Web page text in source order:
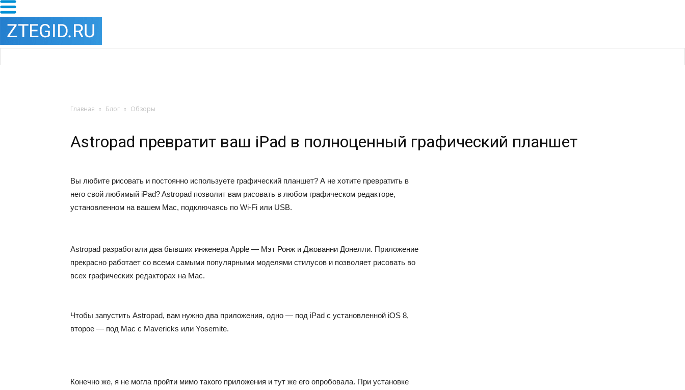
Главная Блог Обзоры
Astropad превратит ваш iPad в полноценный графический планшет
Вы любите рисовать и постоянно используете графический планшет? А не хотите превратить в
него свой любимый iPad? Astropad позволит вам рисовать в любом графическом редакторе,
установленном на вашем Mac, подключаясь по Wi-Fi или USB.
Astropad разработали два бывших инженера Apple — Мэт Ронж и Джованни Донелли. Приложение
прекрасно работает со всеми самыми популярными моделями стилусов и позволяет рисовать во
всех графических редакторах на Mac.
Чтобы запустить Astropad, вам нужно два приложения, одно — под iPad с установленной iOS 8,
второе — под Mac с Mavericks или Yosemite.
Конечно же, я не могла пройти мимо такого приложения и тут же его опробовала. При установке